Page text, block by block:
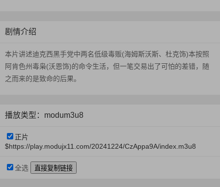
剧情介绍
本片讲述迪克西黑手党中两名低级毒贩(海姆斯沃斯、杜克饰)本按照
阿肯色州毒枭(沃恩饰)的命令生活，但一笔交易出了可怕的差错，随
之而来的是致命的后果。
播放类型：modum3u8
正片
$https://play.modujx11.com/20241224/CzAppa9A/index.m3u8
全选